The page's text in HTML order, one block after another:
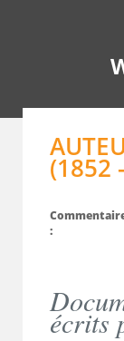
(1852
:
écrits